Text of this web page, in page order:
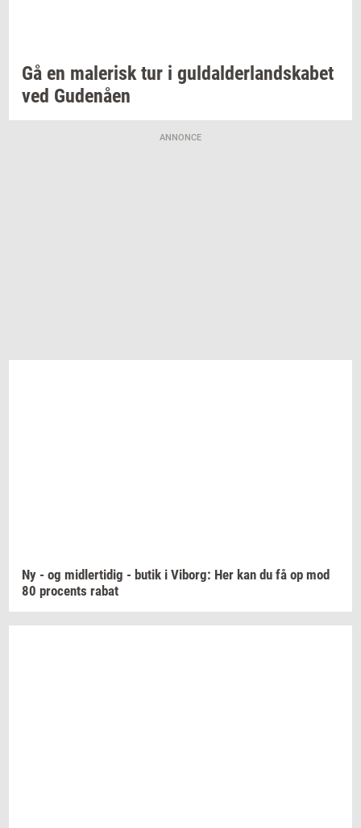
Gå en ma­le­risktur i gul­dal­der­land­ska­bet
ved Gu­denå­en
ANNONCE
Ny - og mid­ler­ti­dig - butik i Vi­borg: Her kan du få op mod
80 pro­cents rabat